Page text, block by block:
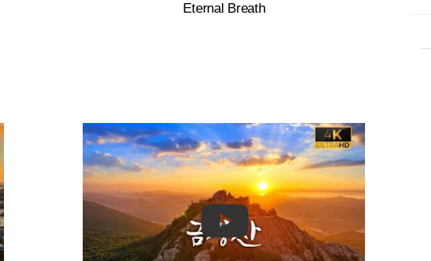
Eternal Breath